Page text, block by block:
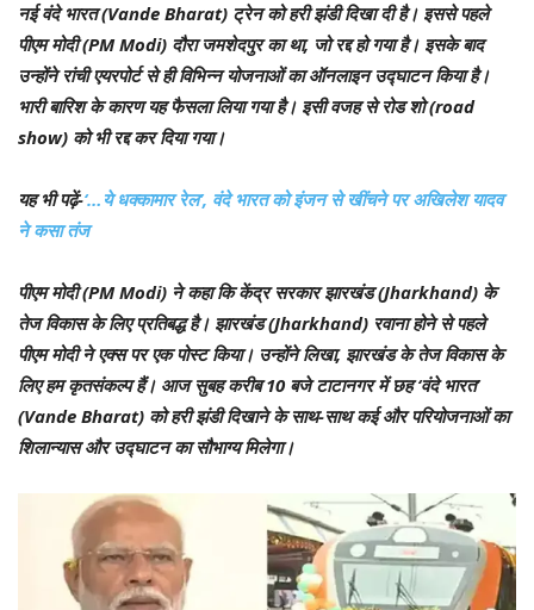
नई वंदे भारत (Vande Bharat) ट्रेन को हरी झंडी दिखा दी है। इससे पहले
पीएम मोदी (PM Modi) दौरा जमशेदपुर का था, जो रद्द हो गया है। इसके बाद
उन्होंने रांची एयरपोर्ट से ही विभिन्न योजनाओं का ऑनलाइन उद्घाटन किया है।
भारी बारिश के कारण यह फैसला लिया गया है। इसी वजह से रोड शो (road
show) को भी रद्द कर दिया गया।
यह भी पढ़ें-‘…ये धक्कामार रेल’, वंदे भारत को इंजन से खींचने पर अखिलेश यादव
ने कसा तंज
पीएम मोदी (PM Modi) ने कहा कि केंद्र सरकार झारखंड (Jharkhand) के
तेज विकास के लिए प्रतिबद्ध है। झारखंड (Jharkhand) रवाना होने से पहले
पीएम मोदी ने एक्स पर एक पोस्ट किया। उन्होंने लिखा, झारखंड के तेज विकास के
लिए हम कृतसंकल्प हैं। आज सुबह करीब 10 बजे टाटानगर में छह ‘वंदे भारत’
(Vande Bharat) को हरी झंडी दिखाने के साथ-साथ कई और परियोजनाओं का
शिलान्यास और उद्घाटन का सौभाग्य मिलेगा।